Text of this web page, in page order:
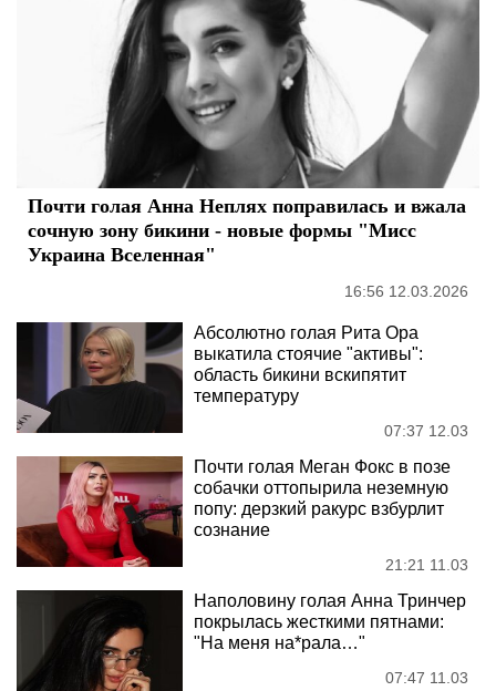
Почти голая Анна Неплях поправилась и вжала
сочную зону бикини - новые формы "Мисс
Украина Вселенная"
16:56 12.03.2026
Абсолютно голая Рита Ора
выкатила стоячие "активы":
область бикини вскипятит
температуру
07:37 12.03
Почти голая Меган Фокс в позе
собачки оттопырила неземную
попу: дерзкий ракурс взбурлит
сознание
21:21 11.03
Наполовину голая Анна Тринчер
покрылась жесткими пятнами:
"На меня на*рала…"
07:47 11.03